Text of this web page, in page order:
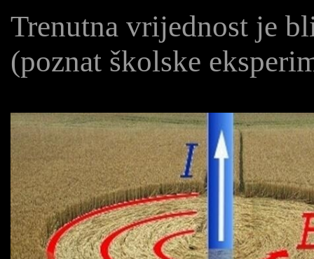
Trenutna vrijednost je
(poznat školske